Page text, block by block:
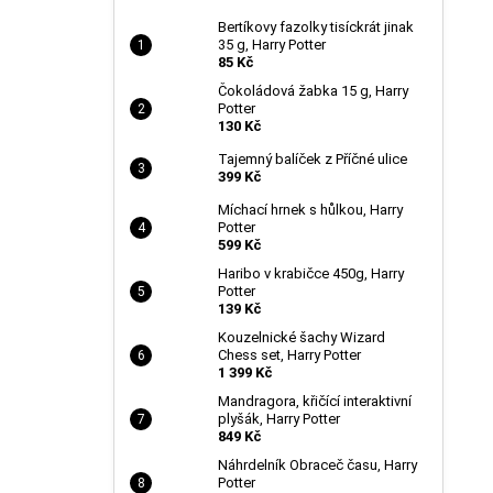
Bertíkovy fazolky tisíckrát jinak
35 g, Harry Potter
85 Kč
Čokoládová žabka 15 g, Harry
Potter
130 Kč
Tajemný balíček z Příčné ulice
399 Kč
Míchací hrnek s hůlkou, Harry
Potter
599 Kč
Haribo v krabičce 450g, Harry
Potter
139 Kč
Kouzelnické šachy Wizard
Chess set, Harry Potter
1 399 Kč
Mandragora, křičící interaktivní
plyšák, Harry Potter
849 Kč
Náhrdelník Obraceč času, Harry
Potter